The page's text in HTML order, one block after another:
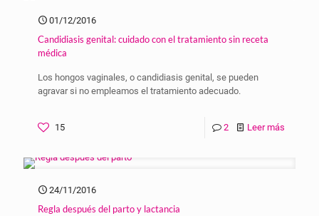
01/12/2016
Candidiasis genital: cuidado con el tratamiento sin receta
médica
Los hongos vaginales, o candidiasis genital, se pueden
agravar si no empleamos el tratamiento adecuado.
15 2 Leer más
24/11/2016
Regla después del parto y lactancia